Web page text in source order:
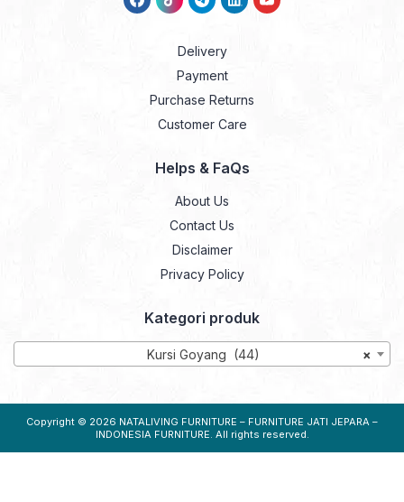
Delivery
Payment
Purchase Returns
Customer Care
Helps & FaQs
About Us
Contact Us
Disclaimer
Privacy Policy
Kategori produk
×
Kursi Goyang (44)
Copyright © 2026 NATALIVING FURNITURE – FURNITURE JATI JEPARA –
INDONESIA FURNITURE. All rights reserved.